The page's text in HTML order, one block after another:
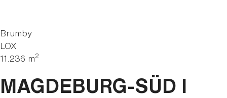
Brumby
LOX
11.236 m2
MAGDEBURG-SÜD I